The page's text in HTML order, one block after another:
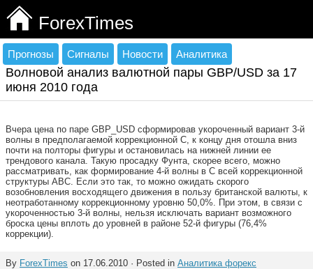
ForexTimes
Прогнозы Сигналы Новости Аналитика
Волновой анализ валютной пары GBP/USD за 17
июня 2010 года
Вчера цена по паре GBP_USD сформировав укороченный вариант 3-й
волны в предполагаемой коррекционной С, к концу дня отошла вниз
почти на полторы фигуры и остановилась на нижней линии ее
трендового канала. Такую просадку Фунта, скорее всего, можно
рассматривать, как формирование 4-й волны в С всей коррекционной
структуры АВС. Если это так, то можно ожидать скорого
возобновления восходящего движения в пользу британской валюты, к
неотработанному коррекционному уровню 50,0%. При этом, в связи с
укороченностью 3-й волны, нельзя исключать вариант возможного
броска цены вплоть до уровней в районе 52-й фигуры (76,4%
коррекции).
By ForexTimes on 17.06.2010 · Posted in Аналитика форекс